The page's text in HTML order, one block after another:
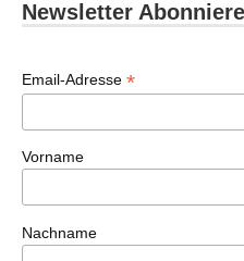
Newsletter
Email-Adresse *
Vorname
Nachname